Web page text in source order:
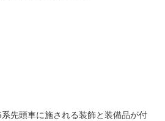
先頭車に施される装飾と装備品が付